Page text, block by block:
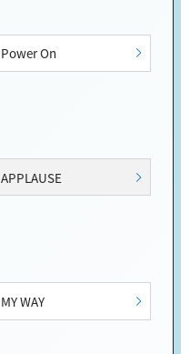
Power On
APPLAUSE
MY WAY